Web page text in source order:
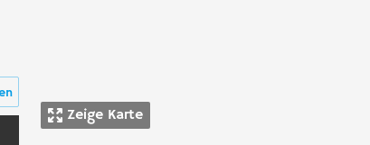
Zeige Karte